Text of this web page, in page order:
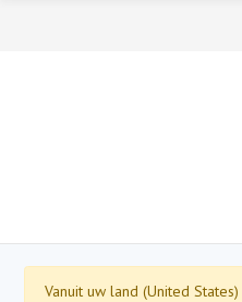
Vanuit uw land (United